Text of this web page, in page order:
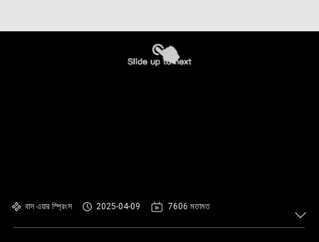
বাস এয়ার স্প্রিংস 2025-04-09 7606 মতামত